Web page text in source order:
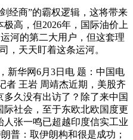
商”的霸权逻辑，这将带来
高，但2026年，国际油价上
河的第二大用户，但这套理
，天天盯着这条运河。
华网6月3日电 题：中国电
者 王岩 周靖杰近期，美股齐
久没有出访了？除了来中国
社会，至于东欧北欧国度更
张一鸣已超越印度信实工业
普：取伊朗构和很是成功；